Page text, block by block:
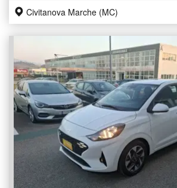
Civitanova Marche (MC)